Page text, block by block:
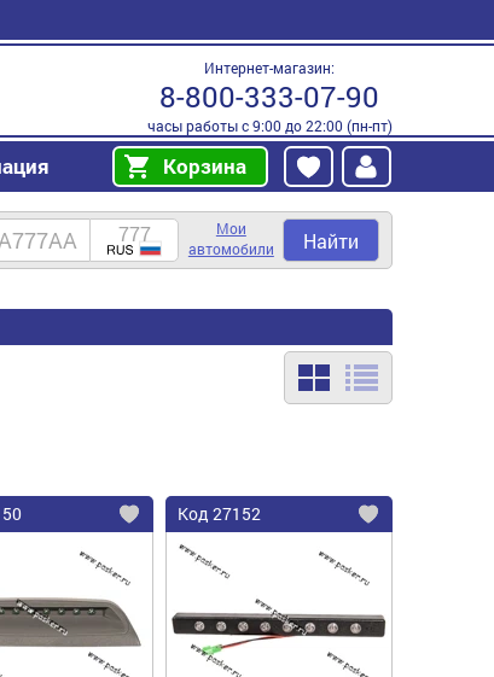
Интернет-магазин:
8-800-333-07-90
часы работы с 9:00 до 22:00 (пн-пт)
Корзина
Мои
автомобили
Найти
Добавить
избранное
Код 27152